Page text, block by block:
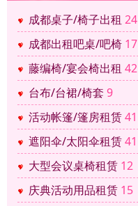
成都桌子/椅子出租 24
成都出租吧桌/吧椅 17
藤编椅/宴会椅出租 42
台布/台裙/椅套 9
活动帐篷/篷房租赁41
遮阳伞/太阳伞租赁41
大型会议桌椅租赁 12
庆典活动用品租赁 15